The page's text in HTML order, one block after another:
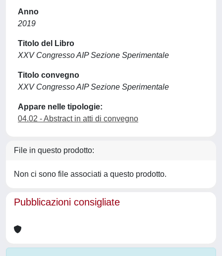
Anno
2019
Titolo del Libro
XXV Congresso AIP Sezione Sperimentale
Titolo convegno
XXV Congresso AIP Sezione Sperimentale
Appare nelle tipologie:
04.02 - Abstract in atti di convegno
File in questo prodotto:
Non ci sono file associati a questo prodotto.
Pubblicazioni consigliate